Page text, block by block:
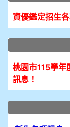
資優鑑定招生各
桃園市115學年
訊息！